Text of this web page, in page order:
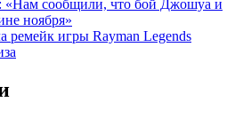
сообщили, что бой Джошуа и
ноября»
ремейк игры Rayman Legends